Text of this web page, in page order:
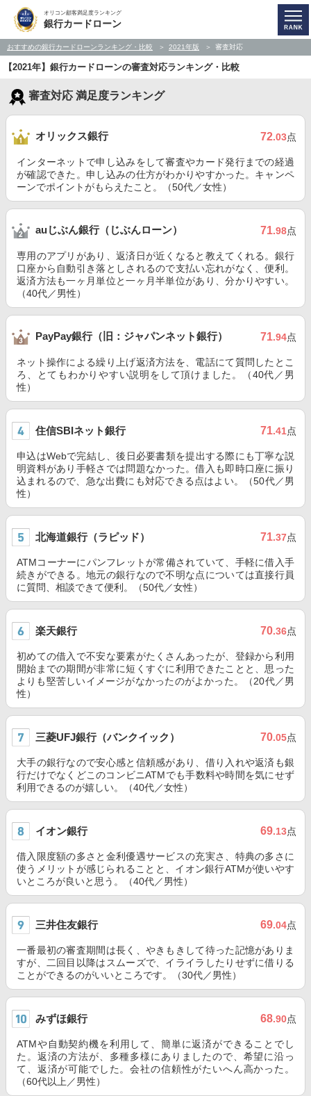
オリコン顧客満足度ランキング
銀行カードローン
おすすめの銀行カードローンランキング・比較 2021年版 審査対応
【2021年】銀行カードローンの審査対応ランキング・比較
審査対応 満足度ランキング
オリックス銀行 72.03点
インターネットで申し込みをして審査やカード発行までの経過
が確認できた。申し込みの仕方がわかりやすかった。キャンペ
ーンでポイントがもらえたこと。（50代／女性）
auじぶん銀行（じぶんローン） 71.98点
専用のアプリがあり、返済日が近くなると教えてくれる。銀行
口座から自動引き落としされるので支払い忘れがなく、便利。
返済方法も一ヶ月単位と一ヶ月半単位があり、分かりやすい。
（40代／男性）
PayPay銀行（旧：ジャパンネット銀行） 71.94点
ネット操作による繰り上げ返済方法を、電話にて質問したとこ
ろ、とてもわかりやすい説明をして頂けました。（40代／男
性）
住信SBIネット銀行 71.41点
申込はWebで完結し、後日必要書類を提出する際にも丁寧な説
明資料があり手軽さでは問題なかった。借入も即時口座に振り
込まれるので、急な出費にも対応できる点はよい。（50代／男
性）
北海道銀行（ラピッド） 71.37点
ATMコーナーにパンフレットが常備されていて、手軽に借入手
続きができる。地元の銀行なので不明な点については直接行員
に質問、相談できて便利。（50代／女性）
楽天銀行 70.36点
初めての借入で不安な要素がたくさんあったが、登録から利用
開始までの期間が非常に短くすぐに利用できたことと、思った
よりも堅苦しいイメージがなかったのがよかった。（20代／男
性）
三菱UFJ銀行（バンクイック） 70.05点
大手の銀行なので安心感と信頼感があり、借り入れや返済も銀
行だけでなくどこのコンビニATMでも手数料や時間を気にせず
利用できるのが嬉しい。（40代／女性）
イオン銀行 69.13点
借入限度額の多さと金利優遇サービスの充実さ、特典の多さに
使うメリットが感じられることと、イオン銀行ATMが使いやす
いところが良いと思う。（40代／男性）
三井住友銀行 69.04点
一番最初の審査期間は長く、やきもきして待った記憶がありま
すが、二回目以降はスムーズで、イライラしたりせずに借りる
ことができるのがいいところです。（30代／男性）
みずほ銀行 68.90点
ATMや自動契約機を利用して、簡単に返済ができることでし
た。返済の方法が、多種多様にありましたので、希望に沿っ
て、返済が可能でした。会社の信頼性がたいへん高かった。
（60代以上／男性）